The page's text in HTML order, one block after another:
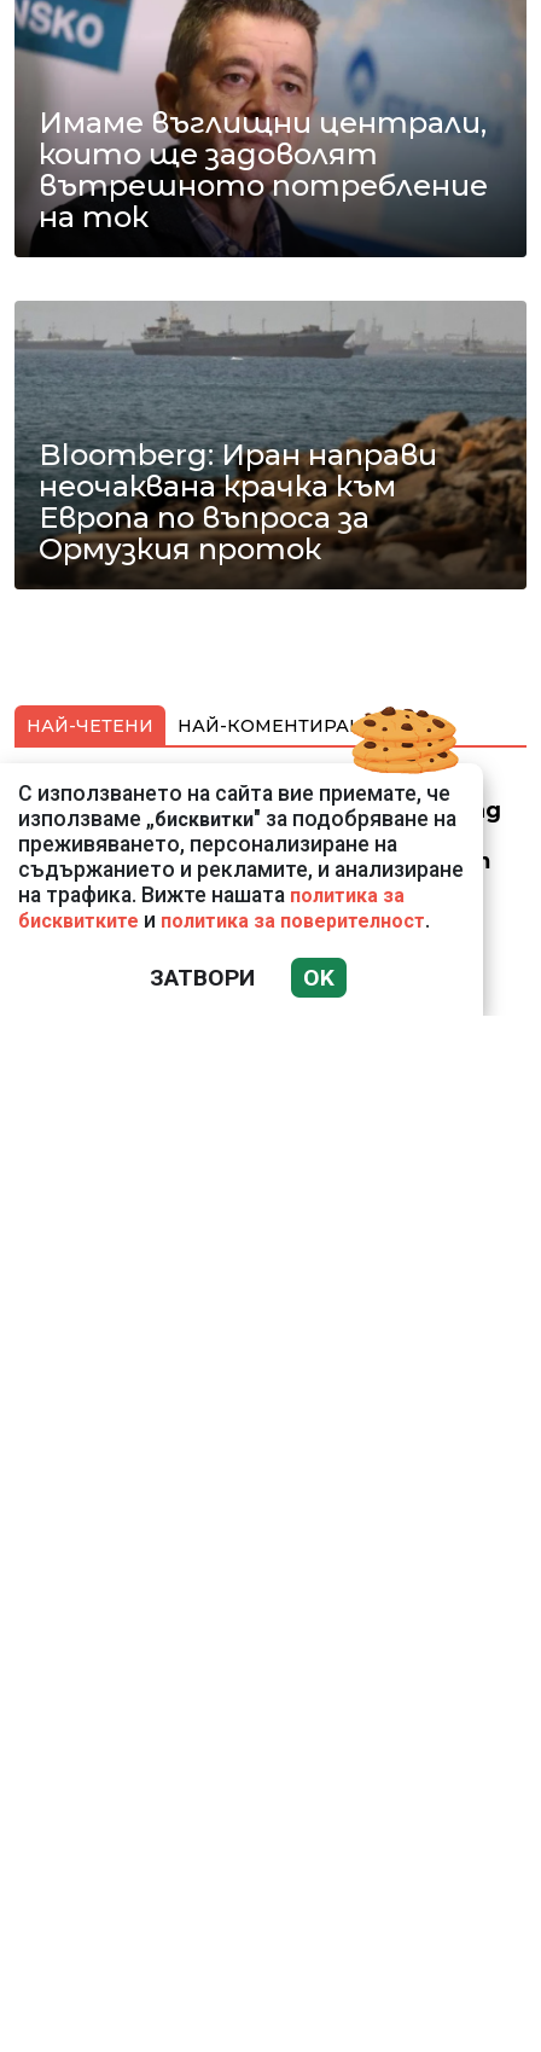
Имаме въглищни централи,
които ще задоволят
вътрешното потребление
на ток
Bloomberg: Иран направи
неочаквана крачка към
Европа по въпроса за
Ормузкия проток
НАЙ-ЧЕТЕНИ НАЙ-КОМЕНТИРАНИ
Смарт оферти с до
90% отстъпка за над
150 устройства от
Vivacom през август
Подводни кадри от
С използването на сайта вие приемате, че
използваме „бисквитки" за подобряване на
преживяването, персонализиране на
съдържанието и рекламите, и анализиране
на трафика. Вижте нашата политика за
бисквитките и политика за поверителност.
ЗАТВОРИ OK